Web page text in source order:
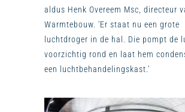
aldus Henk Overeem Msc, directeur
Warmtebouw. ‘Er staat nu een grote
luchtdroger in de hal. Die pompt de
voorzichtig rond en laat hem
een luchtbehandelingskast.’